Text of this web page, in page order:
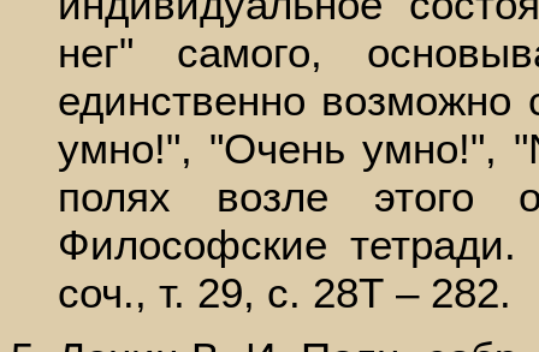
нег" самого,
единственно
умно!", "Очень умно!",
полях возле
Философские
соч., т. 29, с. 28Т – 282.